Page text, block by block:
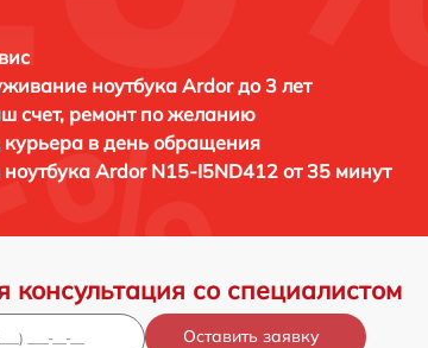
ноутбука Ardor до 3 лет
счет, ремонт по желанию
в день обращения
Ardor N15-I5ND412 от 35 минут
консультация со специалистом
Оставить заявку